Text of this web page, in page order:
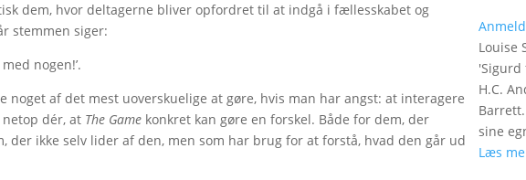
dem, hvor deltagerne bliver opfordret til at indgå i fællesskabet og
stemmen siger:
nogen!’.
noget af det mest uoverskuelige at gøre, hvis man har angst: at interagere
dér, at The Game konkret kan gøre en forskel. Både for dem, der
der ikke selv lider af den, men som har brug for at forstå, hvad den går ud
Louise
'Sigurd
H.C.
sine
Læs